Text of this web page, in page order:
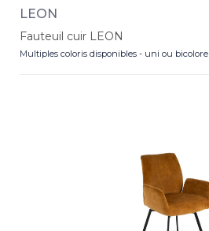
LEON
Fauteuil cuir LEON
Multiples coloris disponibles - uni ou bicolore